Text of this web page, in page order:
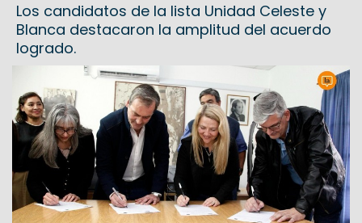
Los candidatos de la lista Unidad Celeste y
Blanca destacaron la amplitud del acuerdo
logrado.